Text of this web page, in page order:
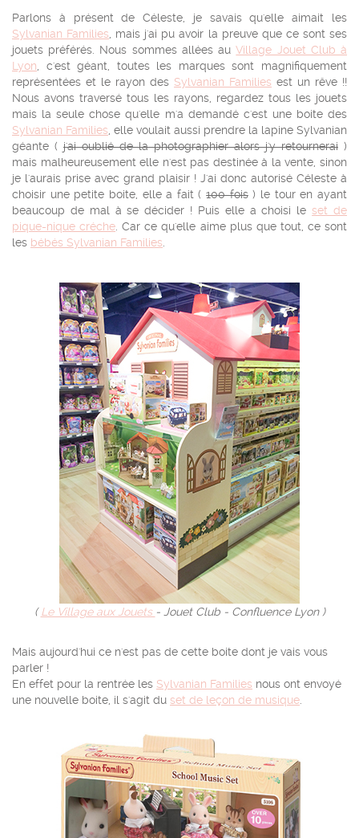
Parlons à présent de Céleste, je savais qu'elle aimait les
Sylvanian Families, mais j'ai pu avoir la preuve que ce sont ses
jouets préférés. Nous sommes allées auVillage Jouet Club à
Lyon, c'est géant, toutes les marques sont magnifiquement
représentées et le rayon des Sylvanian Families est un rêve !!
Nous avons traversé tous les rayons, regardez tous les jouets
mais la seule chose qu'elle m'a demandé c'est une boite des
Sylvanian Families, elle voulait aussi prendre la lapine Sylvanian
géante ( j'ai oublié de la photographier alors j'y retournerai )
mais malheureusement elle n'est pas destinée à la vente, sinon
je l'aurais prise avec grand plaisir ! J'ai donc autorisé Céleste à
choisir une petite boite, elle a fait (100 fois) le tour en ayant
beaucoup de mal à se décider ! Puis elle a choisi leset de
pique-nique créche. Car ce qu'elle aime plus que tout, ce sont
les bébés Sylvanian Families.
(Le Village aux Jouets - Jouet Club - Confluence Lyon )
Mais aujourd'hui ce n'est pas de cette boite dont je vais vous
parler !
En effet pour la rentrée les Sylvanian Families nous ont envoyé
une nouvelle boite, il s'agit du set de leçon de musique.